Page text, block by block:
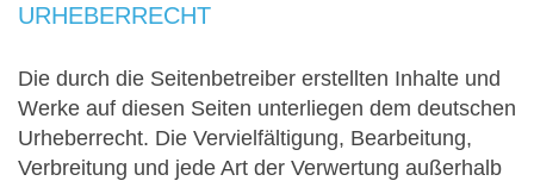
URHEBERRECHT
Die durch die Seitenbetreiber erstellten Inhalte und
Werke auf diesen Seiten unterliegen dem deutschen
Urheberrecht. Die Vervielfältigung, Bearbeitung,
Verbreitung und jede Art der Verwertung außerhalb